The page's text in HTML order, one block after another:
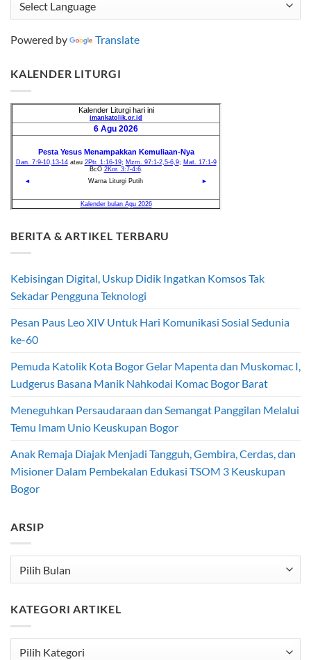
Powered by Translate
KALENDER LITURGI
BERITA & ARTIKEL TERBARU
Kebisingan Digital, Uskup Didik Ingatkan Komsos Tak
Sekadar Pengguna Teknologi
Pesan Paus Leo XIV Untuk Hari Komunikasi Sosial Sedunia
ke-60
Pemuda Katolik Kota Bogor Gelar Mapenta dan Muskomac I,
Ludgerus Basana Manik Nahkodai Komac Bogor Barat
Meneguhkan Persaudaraan dan Semangat Panggilan Melalui
Temu Imam Unio Keuskupan Bogor
Anak Remaja Diajak Menjadi Tangguh, Gembira, Cerdas, dan
Misioner Dalam Pembekalan Edukasi TSOM 3 Keuskupan
Bogor
ARSIP
KATEGORI ARTIKEL
Kategori